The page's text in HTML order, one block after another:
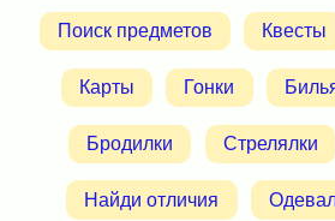
Поиск предметов Квесты
Карты Гонки
Бродилки Стрелялки
Найди отличия